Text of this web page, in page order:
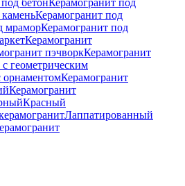
бетонКерамогранит под
Керамогранит под
мраморКерамогранит под
Керамогранит
пэчворкКерамогранит
геометрическим
орнаментомКерамогранит
Керамогранит
Красный
Лаппатированный